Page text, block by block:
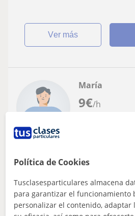
ver más
9€/h
María
Matemáticas: Matemáticas
Profesora con muchos
experiencia dando clases
Doy todas las materias
Las clases se adaptan al nivel y a
Política de Cookies
Tusclasesparticulares almacena
para garantizar el funcionamiento
personalizar el contenido, adaptar